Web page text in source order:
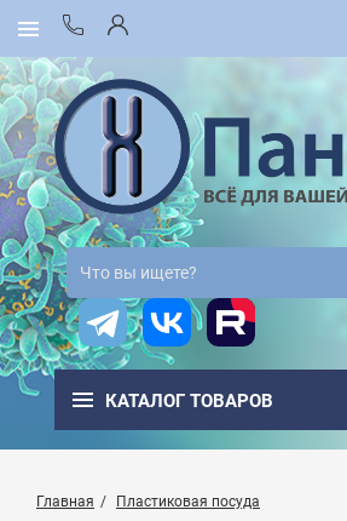
КАТАЛОГ ТОВАРОВ
Главная
Пластиковая посуда